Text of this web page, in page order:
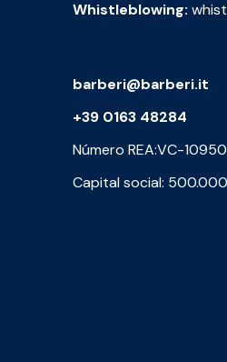
Whistleblowing:
barberi@barberi.it
+39 0163 48284
Número REA:VC-
Capital social: